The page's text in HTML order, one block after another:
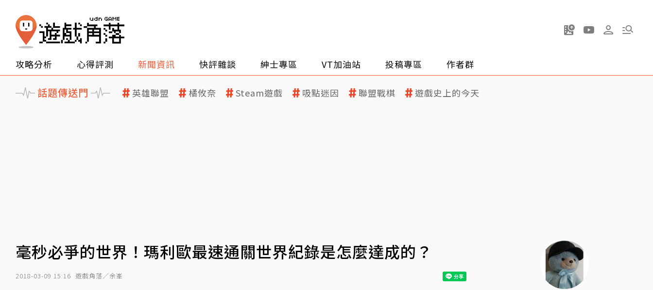
攻略分析 心得評測 新聞資訊 快評雜談 紳士專區 VT加油站 投稿專區 作者群
話題傳送門 英雄聯盟 橘攸奈 Steam遊戲 吸點迷因 聯盟戰棋 遊戲史上的今天
毫秒必爭的世界！瑪利歐最速通關世界紀錄是怎麼達成的？
2018-03-09 15:16 遊戲角落／余峯